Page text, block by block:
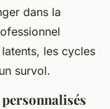
dans la
les cycles
survol.